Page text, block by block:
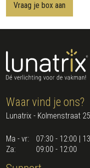
Vraag je box aan
Waar vind je ons?
Lunatrix - Kolmenstraat
Ma - vr:
07:30 - 12:00 |
Za:
09:00 - 12:00